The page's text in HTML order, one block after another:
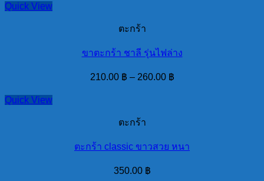
Quick View
ตะกร้า
ขาตะกร้า ชาลี รุ่นไฟล่าง
210.00 ฿ – 260.00 ฿
Quick View
ตะกร้า
ตะกร้า classic ขาวสวย หนา
350.00 ฿